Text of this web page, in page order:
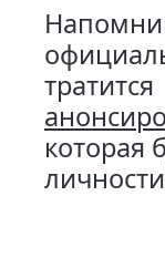
которая